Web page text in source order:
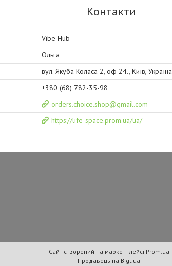
Контакти
Vibe Hub
Ольга
вул. Якуба Коласа 2, оф 24., Київ, Україна
+380 (68) 782-35-98
orders.choice.shop@gmail.com
https://life-space.prom.ua/ua/
Сайт створений на маркетплейсі Prom.ua
Продавець на Bigl.ua